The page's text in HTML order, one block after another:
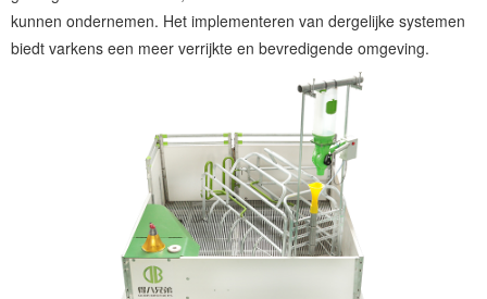
kunnen ondernemen. Het implementeren van dergelijke systemen
biedt varkens een meer verrijkte en bevredigende omgeving.